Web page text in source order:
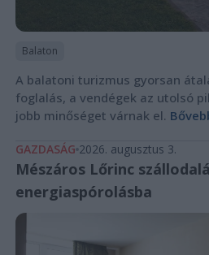
Balaton
A balatoni turizmus gyorsan
foglalás, a vendégek az utolsó
jobb minőséget várnak el.
GAZDASÁG 2026. augusztus 3.
Mészáros Lőrinc
energiaspórolásba